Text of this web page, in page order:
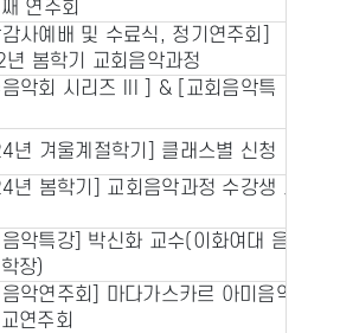
연주회
감사예배 및 수료식, 정기연주회]
봄학기 교회음악과정
음악회 시리즈 III ] & [교회음악특
년 겨울계절학기] 클래스별 신청
년 봄학기] 교회음악과정 수강생 모
음악특강] 박신화 교수(이화여대 음악
장)
음악연주회] 마다가스카르 아미음악학
연주회